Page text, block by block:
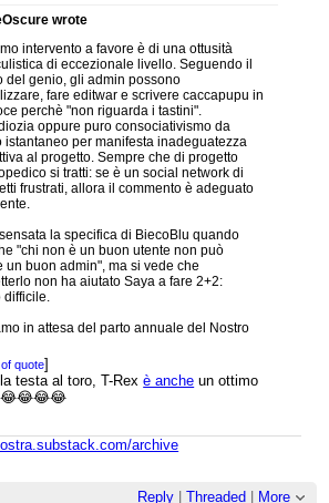
wrote
intervento a favore è di una ottusità
di eccezionale livello. Seguendo il
del genio, gli admin possono
fare editwar e scrivere caccapupu in
perchè "non riguarda i tastini".
oppure puro consociativismo da
istantaneo per manifesta inadeguatezza
al progetto. Sempre che di progetto
si tratti: se è un social network di
frustrati, allora il commento è adeguato
la specifica di BiecoBlu quando
"chi non è un buon utente non può
un buon admin", ma si vede che
non ha aiutato Saya a fare 2+2:
difficile.
in attesa del parto annuale del Nostro
quote]
testa al toro, T-Rexè anche un ottimo
archive
Reply| Threaded
More